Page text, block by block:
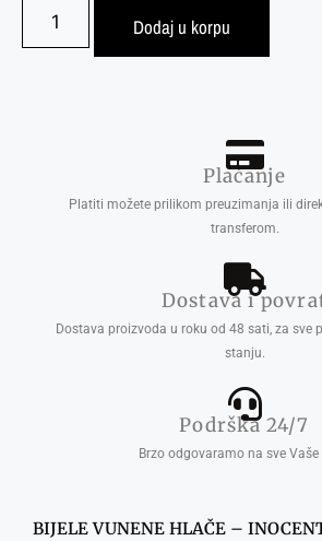
Dodaj u korpu
Plaćanje
Platiti možete prilikom preuzimanja ili
transferom.
Dostava i
Dostava proizvoda u roku od 48 sati, za sve
stanju.
Podrška 24/7
Brzo odgovaramo na sve Vaše
BIJELE VUNENE HLAČE –